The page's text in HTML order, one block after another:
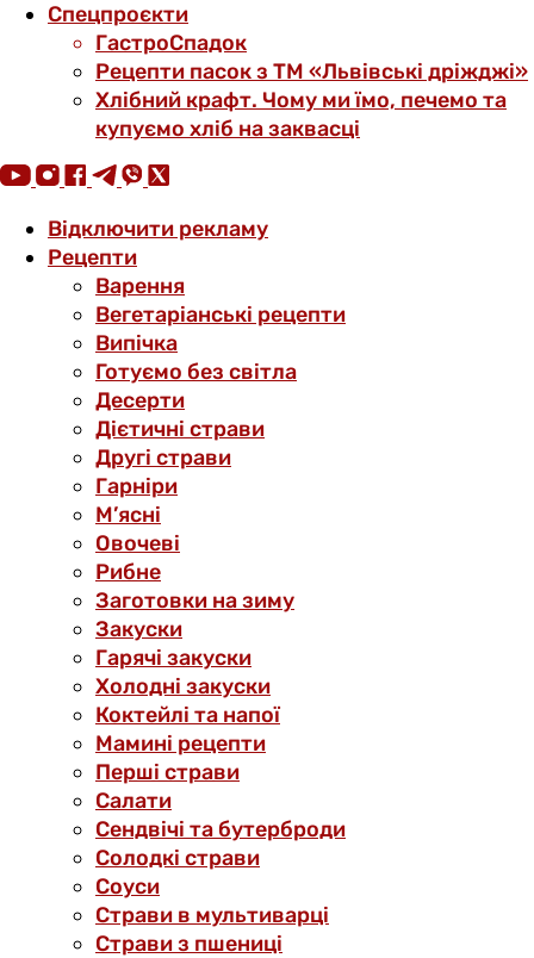
Спецпроєкти
ГастроСпадок
Рецепти пасок з ТМ «Львівські дріжджі»
Хлібний крафт. Чому ми їмо, печемо та
купуємо хліб на заквасці
Відключити рекламу
Рецепти
Варення
Вегетаріанські рецепти
Випічка
Готуємо без світла
Десерти
Дієтичні страви
Другі страви
Гарніри
М’ясні
Овочеві
Рибне
Заготовки на зиму
Закуски
Гарячі закуски
Холодні закуски
Коктейлі та напої
Мамині рецепти
Перші страви
Салати
Сендвічі та бутерброди
Солодкі страви
Соуси
Страви в мультиварці
Страви з пшениці